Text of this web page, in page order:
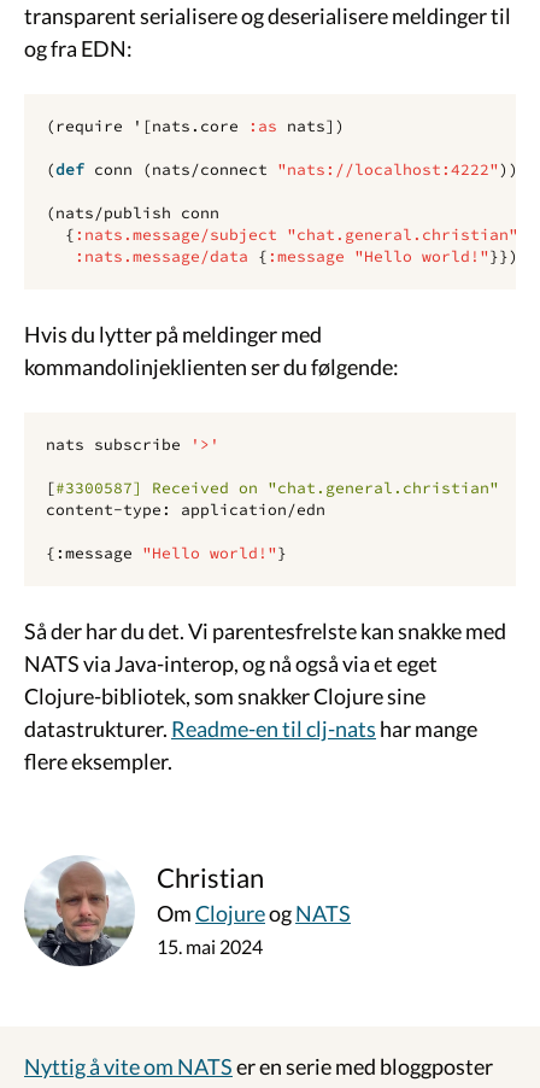
transparent serialisere og deserialisere meldinger til
og fra EDN:
( require ' [nats.core :as nats])
(def conn ( nats/connect "nats://localhost:4222" ))
( nats/publish
conn
{ :nats.message/subject
"chat.general.christian"
:nats.message/data
{ :message "Hello world!" }})
Hvis du lytter på meldinger med
kommandolinjeklienten ser du følgende:
nats subscribe '>'
[#3300587] Received on "chat.general.christian"
content-type: application/edn
{ :message "Hello world!" }
Så der har du det. Vi parentesfrelste kan snakke med
NATS via Java-interop, og nå også via et eget
Clojure-bibliotek, som snakker Clojure sine
datastrukturer. Readme-en til clj-nats har mange
flere eksempler.
Christian
OmClojureogNATS
15. mai 2024
Nyttig å vite om NATSer en serie med bloggposter